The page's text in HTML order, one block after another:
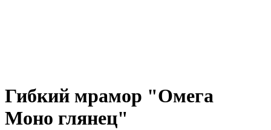
Гибкий мрамор "Омега
Моно глянец"